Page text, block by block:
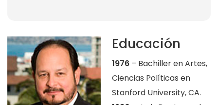
Educación
1976 – Bachiller en Artes,
Ciencias Políticas en
Stanford University, CA.